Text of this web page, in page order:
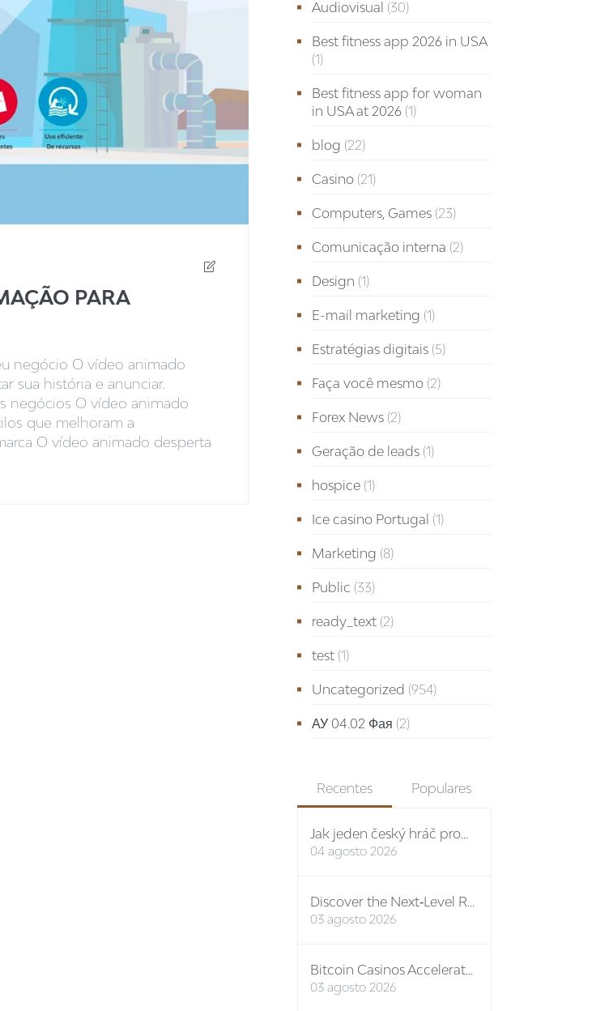
PARA
negócio O vídeo animado
sua história e anunciar.
negócios O vídeo animado
que melhoram a
O vídeo animado desperta
Audiovisual (30)
Best fitness app 2026 in USA
(1)
Best fitness app for woman
in USA at 2026(1)
blog (22)
Casino(21)
Computers, Games(23)
Comunicação interna (2)
Design (1)
E-mail marketing (1)
Estratégias digitais(5)
Faça você mesmo(2)
Forex News(2)
Geração de leads(1)
hospice(1)
Ice casino Portugal (1)
Marketing (8)
Public (33)
ready_text(2)
test(1)
Uncategorized (954)
АУ 04.02 Фая (2)
Recentes Populares
Jak jeden český hráč proměnil vstupní bonus na stovky eur: případová studie Spinboss casino
04 agosto 2026
Discover the Next‑Level Rewards Path at the Premier Online Casino No ID
03 agosto 2026
Bitcoin Casinos Accelerate Growth in Q3 2024, Unveiling New Features and Mega Bonuses
03 agosto 2026